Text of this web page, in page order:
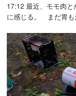
17:12 最近、モモ肉
に感じる。 まだ胃も